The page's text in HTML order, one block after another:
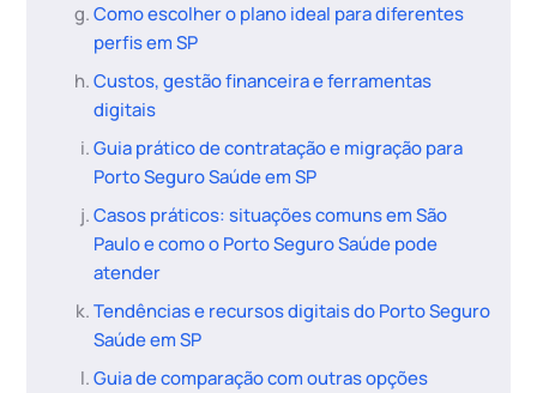
Como escolher o plano ideal para diferentes
perfis em SP
Custos, gestão financeira e ferramentas
digitais
Guia prático de contratação e migração para
Porto Seguro Saúde em SP
Casos práticos: situações comuns em São
Paulo e como o Porto Seguro Saúde pode
atender
Tendências e recursos digitais do Porto Seguro
Saúde em SP
Guia de comparação com outras opções